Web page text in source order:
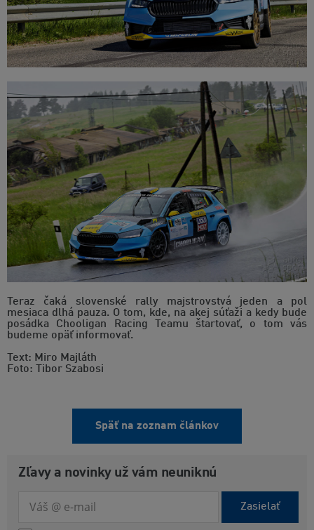
Teraz čaká slovenské rally majstrovstvá jeden a pol
mesiaca dlhá pauza. O tom, kde, na akej súťaži a kedy bude
posádka Chooligan Racing Teamu štartovať, o tom vás
budeme opäť informovať.
Text: Miro Majláth
Foto: Tibor Szabosi
Späť na zoznam článkov
Zľavy a novinky už vám neuniknú
Zasielať